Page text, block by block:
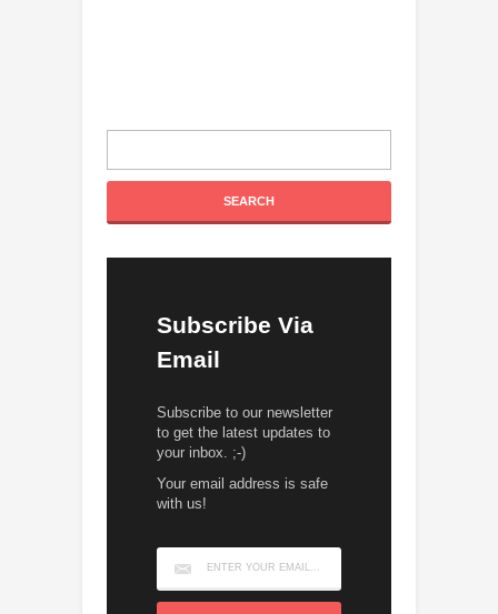
Subscribe Via
Email
Subscribe to our newsletter
to get the latest updates to
your inbox. ;-)
Your email address is safe
with us!